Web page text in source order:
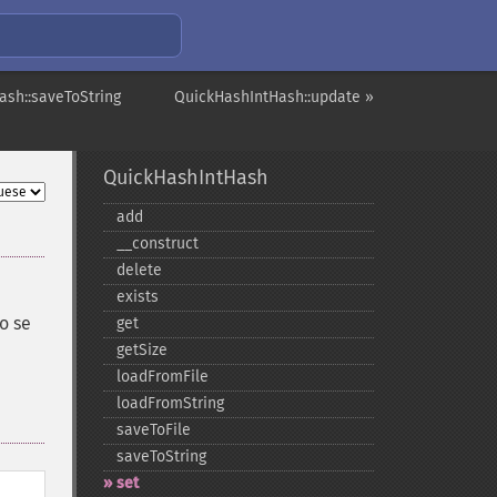
QuickHashIntHash::update »
se
QuickHashIntHash
add
_​_​construct
delete
exists
get
getSize
loadFromFile
loadFromString
saveToFile
saveToString
set